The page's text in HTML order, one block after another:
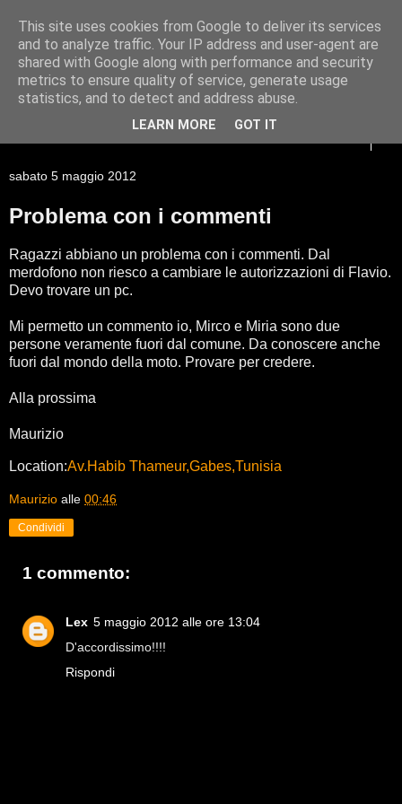
Racconti di viaggio di un
Giessista atipico
sabato 5 maggio 2012
Problema con i commenti
Ragazzi abbiano un problema con i commenti. Dal
merdofono non riesco a cambiare le autorizzazioni di Flavio.
Devo trovare un pc.
Mi permetto un commento io, Mirco e Miria sono due
persone veramente fuori dal comune. Da conoscere anche
fuori dal mondo della moto. Provare per credere.
Alla prossima
Maurizio
Location:Av.Habib Thameur,Gabes,Tunisia
Maurizio alle 00:46
Condividi
1 commento:
Lex 5 maggio 2012 alle ore 13:04
D'accordissimo!!!!
Rispondi
This site uses cookies from Google to deliver its services
and to analyze traffic. Your IP address and user-agent are
shared with Google along with performance and security
metrics to ensure quality of service, generate usage
statistics, and to detect and address abuse.
LEARN MORE GOT IT